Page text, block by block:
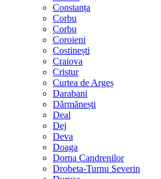
Constanța
Corbu
Corbu
Coroieni
Costinești
Craiova
Cristur
Curtea de Argeș
Darabani
Dărmănești
Deal
Dej
Deva
Doaga
Dorna Candrenilor
Drobeta-Turnu Severin